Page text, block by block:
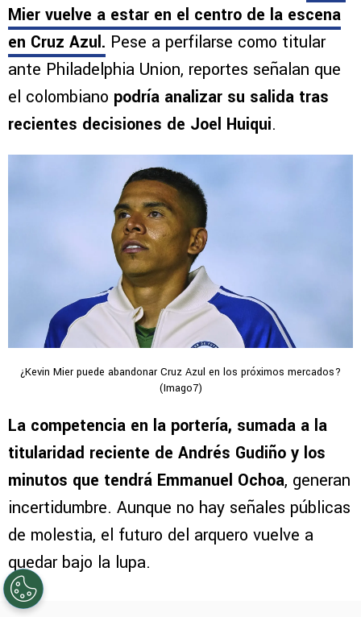
Mier vuelve a estar en el centro de la escena
en Cruz Azul. Pese a perfilarse como titular
ante Philadelphia Union, reportes señalan que
el colombiano podría analizar su salida tras
recientes decisiones de Joel Huiqui.
¿Kevin Mier puede abandonar Cruz Azul en los próximos mercados?
(Imago7)
La competencia en la portería, sumada a la
titularidad reciente de Andrés Gudiño y los
minutos que tendrá Emmanuel Ochoa, generan
incertidumbre. Aunque no hay señales públicas
de molestia, el futuro del arquero vuelve a
quedar bajo la lupa.